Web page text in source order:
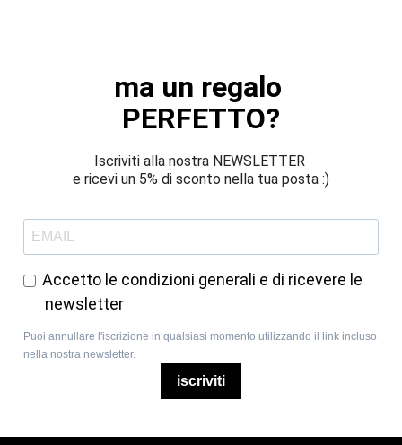
ma un regalo
PERFETTO?
Iscriviti alla nostra NEWSLETTER
e ricevi un 5% di sconto nella tua posta :)
Accetto le condizioni generali e di ricevere le
newsletter
Puoi annullare l'iscrizione in qualsiasi momento utilizzando il link incluso
nella nostra newsletter.
iscriviti